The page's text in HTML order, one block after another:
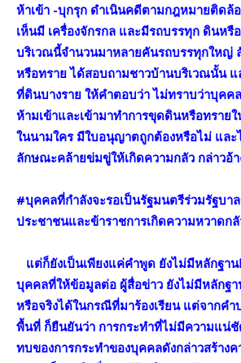
ห้าเข้า -บุกรุก ดำเนินคดีตามกฎหมายติดล้
เห็นมี เครื่องจักรกล และมีรถบรรทุก ดินหรื
บริเวณนี้จำนวนมาหลายคันรถบรรทุกใหญ่
หรือทราย ได้สอบถามชาวบ้านบริเวณนั้น แ
ที่ดินบางราย ให้คำตอบว่า ไม่ทราบว่าบุคค
ห้ามเข้าและเข้ามาทำการขุดดินหรือทราย
ในนามใคร มีใบอนุญาตถูกต้องหรือไม่ แล
ลักษณะคล้ายข่มขู่ให้เกิดความกลัว กล่าวอ้
#บุคคลที่กำลังจะรอเป็นรัฐมนตรีร่วมรัฐบา
ประชาชนและข้าราชการเกิดความหวาดก
แต่ก็ยังเป็นเพียงแค่คำพูด ยังไม่มีหลักฐา
บุคคลที่ให้ข้อมูลต่อ ผู้สื่อข่าว ยังไม่มีหลักฐ
หรือจริงได้ในกรณีที่มาร้องเรียน แต่จากค
พื้นที่ ก็ยืนยันว่า การกระทำที่ไม่มีความแน่
ทบของการกระทำของบุคคลดังกล่าวสร้าง